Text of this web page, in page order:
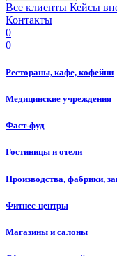
Все клиенты Кейсы
Контакты
0
0
Рестораны, кафе, кофейни
Медицинские учреждения
Фаст-фуд
Гостиницы и отели
Производства, фабрики,
Фитнес-центры
Магазины и салоны